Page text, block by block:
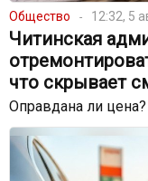
Общество 12:32, 5
Читинская
что скрывает
Оправдана ли цена?